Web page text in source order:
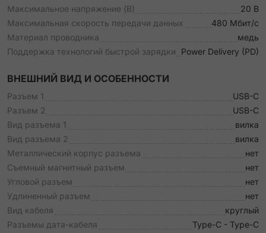
Максимальное напряжение (В)
20 В
Максимальная скорость передачи данных
480 Мбит/c
Материал проводника
медь
Поддержка технологий быстрой зарядки
Power Delivery (PD)
ВНЕШНИЙ ВИД И ОСОБЕННОСТИ
Разъем 1
USB-C
Разъем 2
USB-C
Вид разъема 1
вилка
Вид разъема 2
вилка
Металлический корпус разъема
нет
Съемный магнитный разъем
нет
Угловой разъем
нет
Удлиненный разъем
нет
Вид кабеля
круглый
Разъемы дата-кабеля
Type-C - Type-C